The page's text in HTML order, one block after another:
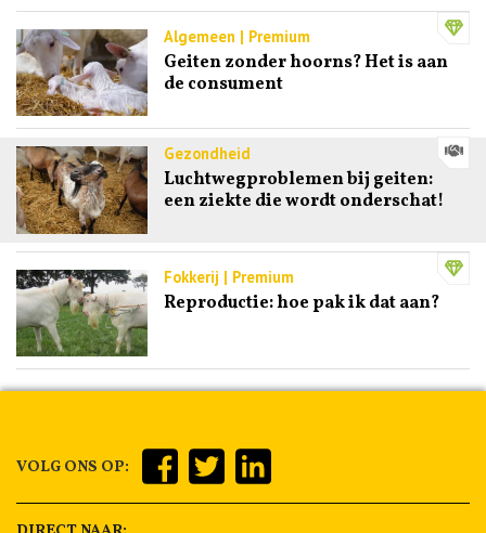
Algemeen | Premium
Geiten zonder hoorns? Het is aan
de consument
Gezondheid
Luchtwegproblemen bij geiten:
een ziekte die wordt onderschat!
Fokkerij | Premium
Reproductie: hoe pak ik dat aan?
VOLG ONS OP: